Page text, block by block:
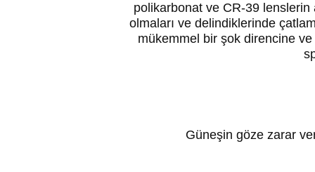
polikarbonat ve CR-39 lenslerin
olmaları ve delindiklerinde
mükemmel bir şok direncine
Güneşin göze zarar